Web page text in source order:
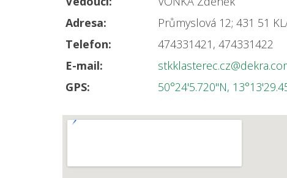
Adresa:
Průmyslová 12; 431 51
Telefon:
474331421, 474331422
E-mail:
GPS:
50°24'5.720"N,